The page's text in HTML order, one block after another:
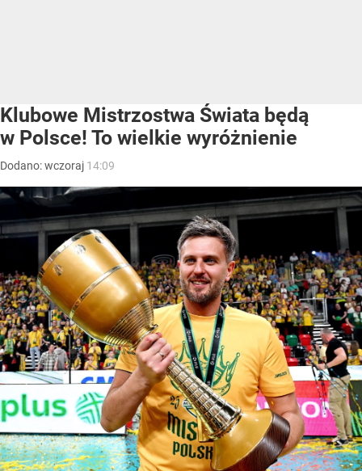
Klubowe Mistrzostwa Świata będą
w Polsce! To wielkie wyróżnienie
Dodano:wczoraj 14:09